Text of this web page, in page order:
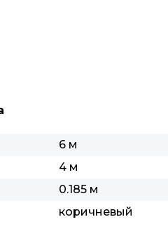
6 м
4 м
0.185 м
коричневый